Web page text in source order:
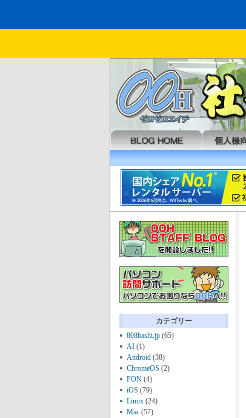
カテゴリー
808bashi.jp (65)
AI (1)
Android (38)
ChromeOS (2)
FON (4)
iOS (79)
Linux (24)
Mac (57)